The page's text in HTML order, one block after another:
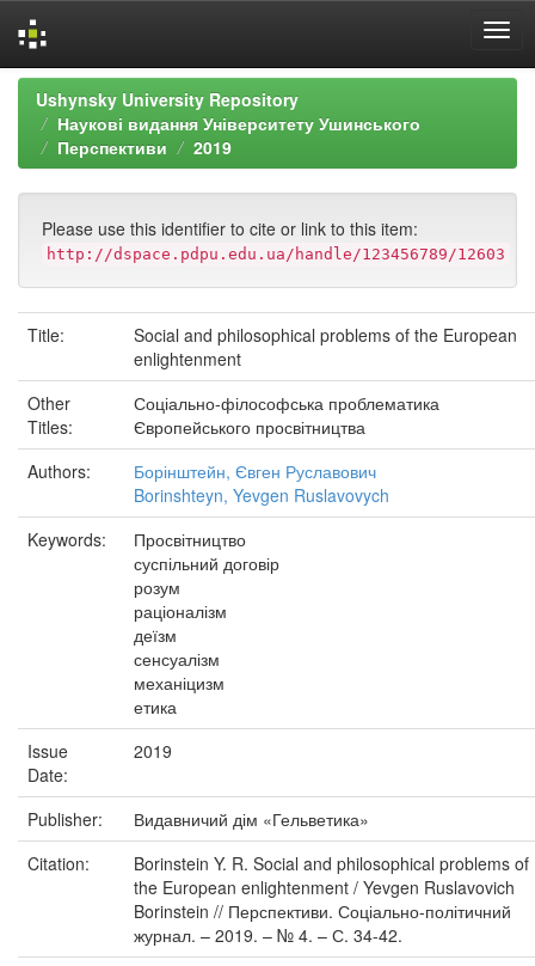
Skip
navigation
Ushynsky University Repository
Наукові видання Університету Ушинського
Перспективи
2019
Please use this identifier to cite or link to this item:
http://dspace.pdpu.edu.ua/handle/123456789/12603
Title:
Social and philosophical problems of the European
enlightenment
Other
Titles:
Соціально-філософська проблематика
Європейського просвітництва
Authors:
Борінштейн, Євген Руславович
Borinshteyn, Yevgen Ruslavovych
Keywords:
Просвітництво
суспільний договір
розум
раціоналізм
деїзм
сенсуалізм
механіцизм
етика
Issue
Date:
2019
Publisher:
Видавничий дім «Гельветика»
Citation:
Borinstein Y. R. Social and philosophical problems of
the European enlightenment / Yevgen Ruslavovich
Borinstein // Перспективи. Соціально-політичний
журнал. – 2019. – № 4. – С. 34-42.